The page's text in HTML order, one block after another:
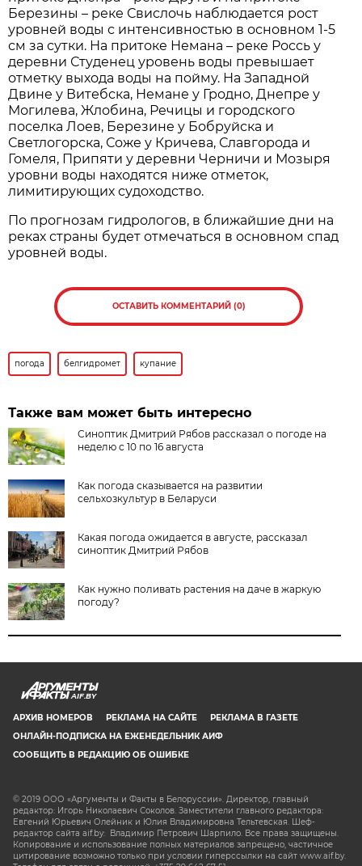
Березины – реке Свислочь наблюдается рост
уровней воды с интенсивностью в основном 1-5
см за сутки. На притоке Немана – реке Россь у
деревни Студенец уровень воды превышает
отметку выхода воды на пойму. На Западной
Двине у Витебска, Немане у Гродно, Днепре у
Могилева, Жлобина, Речицы и городского
поселка Лоев, Березине у Бобруйска и
Светлогорска, Соже у Кричева, Славгорода и
Гомеля, Припяти у деревни Черничи и Мозыря
уровни воды находятся ниже отметок,
лимитирующих судоходство.
По прогнозам гидрологов, в ближайшие дни на
реках страны будет отмечаться в основном спад
уровней воды.
ОСТАВИТЬ КОММЕНТАРИЙ (0)
погода белгидромет купание
Также вам может быть интересно
Синоптик Дмитрий Рябов рассказал о погоде на
неделю с 10 по 16 августа
Как погода сказывается на развитии
сельхозкультур в Беларуси
Какая погода ожидается в августе, рассказал
синоптик Дмитрий Рябов
Как нужно поливать растения на даче в жаркую
погоду?
AIF.BY
АРХИВ НОМЕРОВ РЕКЛАМА НА САЙТЕ
РЕКЛАМА В ГАЗЕТЕ
ОНЛАЙН-ПОДПИСКА НА ЕЖЕНЕДЕЛЬНИК АИФ
СООБЩИТЬ В РЕДАКЦИЮ ОБ ОШИБКЕ
© 2019 ООО «Аргументы и Факты в Белоруссии». Директор, главный
редактор: Игорь Николаевич Соколов. Заместители главного редактора:
Евгений Юрьевич Олейник и Юлия Владимировна Тельтевская. Шеф-
редактор сайта aif.by: Владимир Петрович Шарпило. Все права защищены.
Копирование и использование полных материалов запрещено, частичное
цитирование возможно только при условии гиперссылки на сайт www.aif.by.